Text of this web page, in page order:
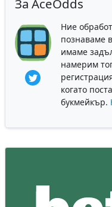
Ние
познаваме
имаме
намерим
когато
букмейкър.